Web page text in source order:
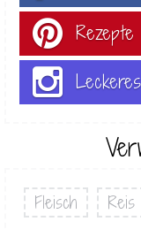
Fleisch Reis